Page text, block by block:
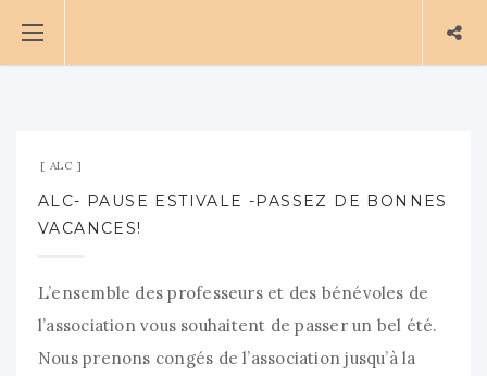
ALC
ALC- PAUSE ESTIVALE -PASSEZ DE BONNES
VACANCES!
L’ensemble des professeurs et des bénévoles de
l’association vous souhaitent de passer un bel été.
Nous prenons congés de l’association jusqu’à la